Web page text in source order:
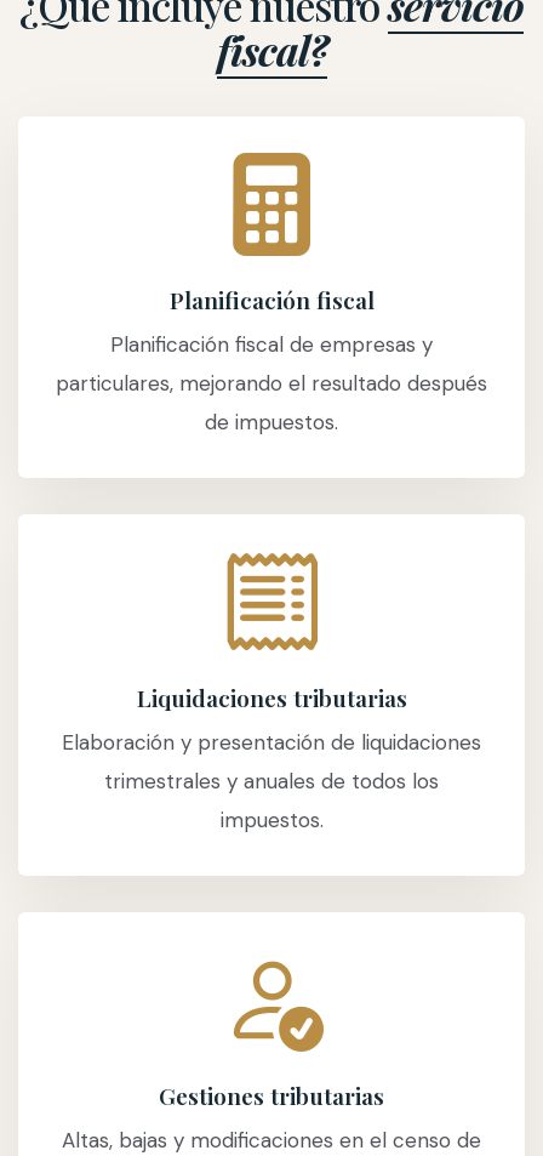
fiscal?
Planificación fiscal
Planificación fiscal de empresas y
particulares, mejorando el resultado después
de impuestos.
Liquidaciones tributarias
Elaboración y presentación de liquidaciones
trimestrales y anuales de todos los
impuestos.
Gestiones tributarias
Altas, bajas y modificaciones en el censo de